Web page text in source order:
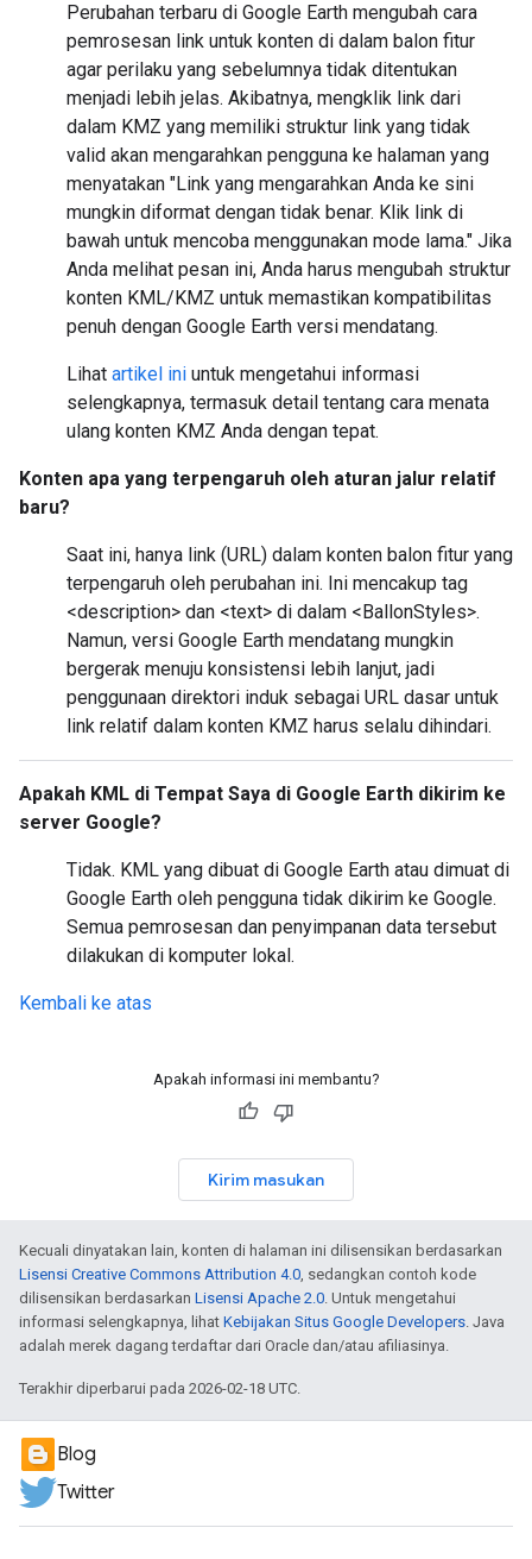
Perubahan terbaru di Google Earth mengubah cara
pemrosesan link untuk konten di dalam balon fitur
agar perilaku yang sebelumnya tidak ditentukan
menjadi lebih jelas. Akibatnya, mengklik link dari
dalam KMZ yang memiliki struktur link yang tidak
valid akan mengarahkan pengguna ke halaman yang
menyatakan "Link yang mengarahkan Anda ke sini
mungkin diformat dengan tidak benar. Klik link di
bawah untuk mencoba menggunakan mode lama." Jika
Anda melihat pesan ini, Anda harus mengubah struktur
konten KML/KMZ untuk memastikan kompatibilitas
penuh dengan Google Earth versi mendatang.
Lihat artikel ini untuk mengetahui informasi
selengkapnya, termasuk detail tentang cara menata
ulang konten KMZ Anda dengan tepat.
Konten apa yang terpengaruh oleh aturan jalur relatif
baru?
Saat ini, hanya link (URL) dalam konten balon fitur yang
terpengaruh oleh perubahan ini. Ini mencakup tag
<description> dan <text> di dalam <BallonStyles>.
Namun, versi Google Earth mendatang mungkin
bergerak menuju konsistensi lebih lanjut, jadi
penggunaan direktori induk sebagai URL dasar untuk
link relatif dalam konten KMZ harus selalu dihindari.
Apakah KML di Tempat Saya di Google Earth dikirim ke
server Google?
Tidak. KML yang dibuat di Google Earth atau dimuat di
Google Earth oleh pengguna tidak dikirim ke Google.
Semua pemrosesan dan penyimpanan data tersebut
dilakukan di komputer lokal.
Kembali ke atas
Apakah informasi ini membantu?
Kirim masukan
Kecuali dinyatakan lain, konten di halaman ini dilisensikan berdasarkan
Lisensi Creative Commons Attribution 4.0, sedangkan contoh kode
dilisensikan berdasarkan Lisensi Apache 2.0. Untuk mengetahui
informasi selengkapnya, lihat Kebijakan Situs Google Developers. Java
adalah merek dagang terdaftar dari Oracle dan/atau afiliasinya.
Terakhir diperbarui pada 2026-02-18 UTC.
Blog
Twitter